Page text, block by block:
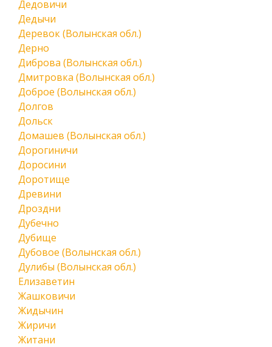
Дедовичи
Дедычи
Деревок (Волынская обл.)
Дерно
Диброва (Волынская обл.)
Дмитровка (Волынская обл.)
Доброе (Волынская обл.)
Долгов
Дольск
Домашев (Волынская обл.)
Дорогиничи
Доросини
Доротище
Древини
Дроздни
Дубечно
Дубище
Дубовое (Волынская обл.)
Дулибы (Волынская обл.)
Елизаветин
Жашковичи
Жидычин
Жиричи
Житани